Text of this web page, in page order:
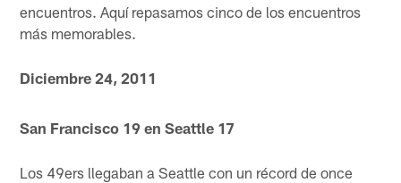
encuentros. Aquí repasamos cinco de los encuentros
más memorables.
Diciembre 24, 2011
San Francisco 19 en Seattle 17
Los 49ers llegaban a Seattle con un récord de once